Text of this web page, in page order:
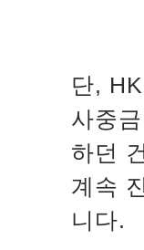
단,
사중
하던
계속
니다.